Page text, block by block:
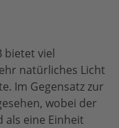
bietet viel
natürliches Licht
Im Gegensatz zur
wobei der
als eine Einheit